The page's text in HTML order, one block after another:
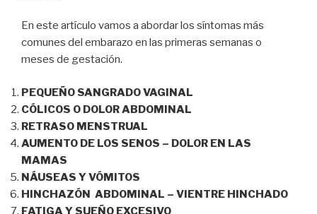
En este artículo vamos a abordar los síntomas más
comunes del embarazo en las primeras semanas o
meses de gestación.
PEQUEÑO SANGRADO VAGINAL
CÓLICOS O DOLOR ABDOMINAL
RETRASO MENSTRUAL
AUMENTO DE LOS SENOS – DOLOR EN LAS
MAMAS
NÁUSEAS Y VÓMITOS
HINCHAZÓN ABDOMINAL – VIENTRE HINCHADO
FATIGA Y SUEÑO EXCESIVO